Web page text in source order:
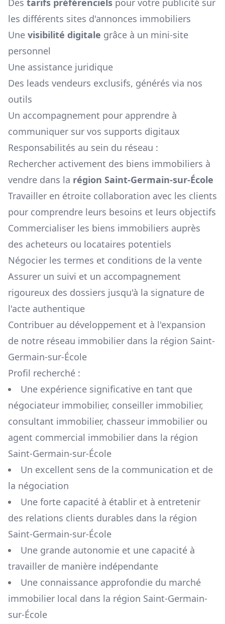
Des tarifs préférenciels pour votre publicité sur
les différents sites d'annonces immobiliers
Une visibilité digitale grâce à un mini-site
personnel
Une assistance juridique
Des leads vendeurs exclusifs, générés via nos
outils
Un accompagnement pour apprendre à
communiquer sur vos supports digitaux
Responsabilités au sein du réseau :
Rechercher activement des biens immobiliers à
vendre dans la région Saint-Germain-sur-École
Travailler en étroite collaboration avec les clients
pour comprendre leurs besoins et leurs objectifs
Commercialiser les biens immobiliers auprès
des acheteurs ou locataires potentiels
Négocier les termes et conditions de la vente
Assurer un suivi et un accompagnement
rigoureux des dossiers jusqu'à la signature de
l'acte authentique
Contribuer au développement et à l'expansion
de notre réseau immobilier dans la région Saint-
Germain-sur-École
Profil recherché :
Une expérience significative en tant que
négociateur immobilier, conseiller immobilier,
consultant immobilier, chasseur immobilier ou
agent commercial immobilier dans la région
Saint-Germain-sur-École
Un excellent sens de la communication et de
la négociation
Une forte capacité à établir et à entretenir
des relations clients durables dans la région
Saint-Germain-sur-École
Une grande autonomie et une capacité à
travailler de manière indépendante
Une connaissance approfondie du marché
immobilier local dans la région Saint-Germain-
sur-École